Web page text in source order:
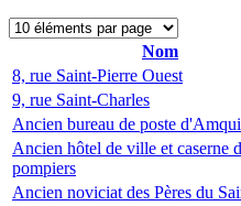
Nom
8, rue Saint-Pierre Ouest
9, rue Saint-Charles
Ancien bureau de poste d'Amqui
Ancien hôtel de ville et caserne
pompiers
Ancien noviciat des Pères du